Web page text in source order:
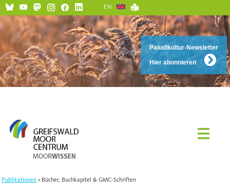
Paludikultur-Newsletter
Hier abonnieren
EN
Publikationen Bücher, Buchkapitel & GMC-Schriften